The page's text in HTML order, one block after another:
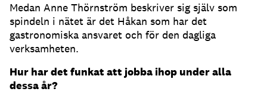
Medan Anne Thörnström beskriver sig själv som
spindeln i nätet är det Håkan som har det
gastronomiska ansvaret och för den dagliga
verksamheten.
Hur har det funkat att jobba ihop under alla
dessa år?